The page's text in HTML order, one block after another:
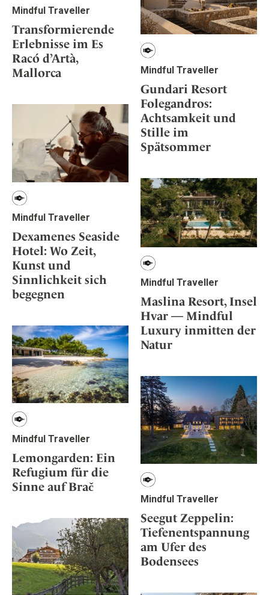
Mindful Traveller
Transformierende
Erlebnisse im Es
Racó d’Artà,
Mallorca
Mindful Traveller
Gundari Resort
Folegandros:
Achtsamkeit und
Stille im
Spätsommer
Mindful Traveller
Dexamenes Seaside
Hotel: Wo Zeit,
Kunst und
Sinnlichkeit sich
begegnen
Mindful Traveller
Maslina Resort, Insel
Hvar — Mindful
Luxury inmitten der
Natur
Mindful Traveller
Lemongarden: Ein
Refugium für die
Sinne auf Brač
Mindful Traveller
Seegut Zeppelin:
Tiefenentspannung
am Ufer des
Bodensees